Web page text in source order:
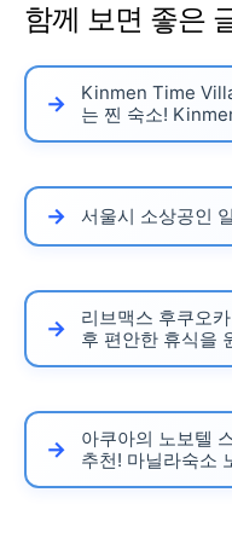
함께 보면 좋은
Kinmen Time
는 찐 숙소!
서울시 소상공인
리브맥스 후쿠오
후 편안한 휴식을
아쿠아의 노보텔
추천! 마닐라숙소